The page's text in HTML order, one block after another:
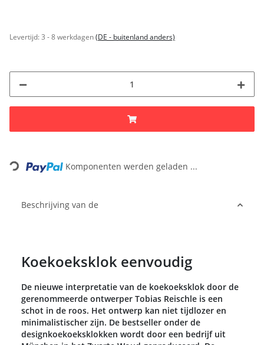
Levertijd:3 - 8 werkdagen(DE - buitenland anders)
Loading... Komponenten werden geladen ...
Beschrijving van de
Koekoeksklok eenvoudig
De nieuwe interpretatie van de koekoeksklok door de
gerenommeerde ontwerper Tobias Reischle is een
schot in de roos. Het ontwerp kan niet tijdlozer en
minimalistischer zijn. De bestseller onder de
designkoekoeksklokken wordt door een bedrijf uit